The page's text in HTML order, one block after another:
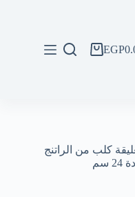
EGP
كلب من الراتنج